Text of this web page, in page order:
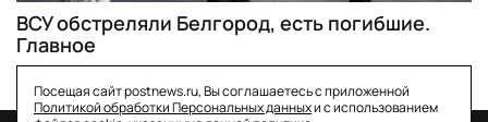
ВСУ обстреляли Белгород, есть погибшие.
Главное
Посещая сайт postnews.ru, Вы соглашаетесь с приложенной
Политикой обработки Персональных данныхи с использованием